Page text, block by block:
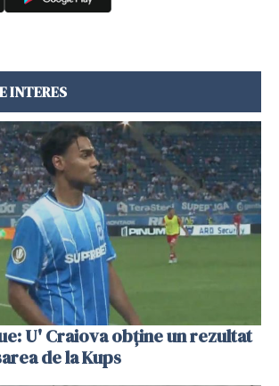
INTERES
U' Craiova obține un rezultat
de la Kups